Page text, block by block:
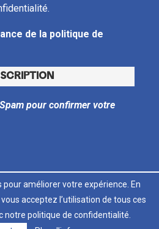
de la politique de
pour confirmer votre
pour améliorer votre expérience. En
acceptez l’utilisation de tous ces
notre politique de confidentialité.
LT FR